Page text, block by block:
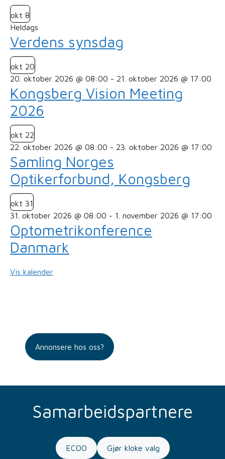
okt 8
Heldags
Verdens synsdag
okt 20
20. oktober 2026 @ 08:00 - 21. oktober 2026 @ 17:00
Kongsberg Vision Meeting
2026
okt 22
22. oktober 2026 @ 08:00 - 23. oktober 2026 @ 17:00
Samling Norges
Optikerforbund, Kongsberg
okt 31
31. oktober 2026 @ 08:00 - 1. november 2026 @ 17:00
Optometrikonference
Danmark
Vis kalender
Annonsere hos oss?
Samarbeidspartnere
ECOO Gjør kloke valg